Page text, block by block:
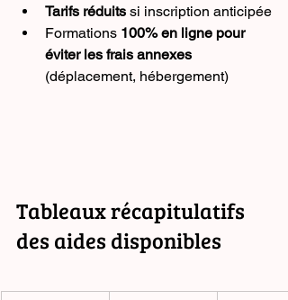
Tarifs réduits si inscription anticipée
Formations 100% en ligne pour
éviter les frais annexes
(déplacement, hébergement)
Tableaux récapitulatifs
des aides disponibles